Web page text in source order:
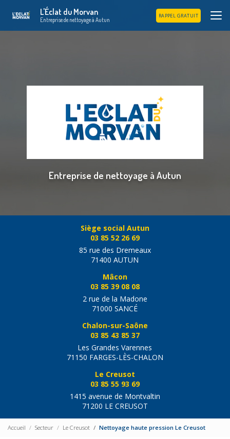
principal
L'Éclat du Morvan
Entreprise de nettoyage à Autun
RAPPEL GRATUIT
Entreprise de nettoyage à Autun
Siège social Autun
03 85 52 26 69
85 rue des Dremeaux
71400 AUTUN
Mâcon
03 85 39 08 08
2 rue de la Madone
71000 SANCÉ
Chalon-sur-Saône
03 85 43 85 37
Les Grandes Varennes
71150 FARGES-LÈS-CHALON
Le Creusot
03 85 55 93 69
1415 avenue de Montvaltin
71200 LE CREUSOT
Accueil Secteur Le Creusot Nettoyage haute pression Le Creusot